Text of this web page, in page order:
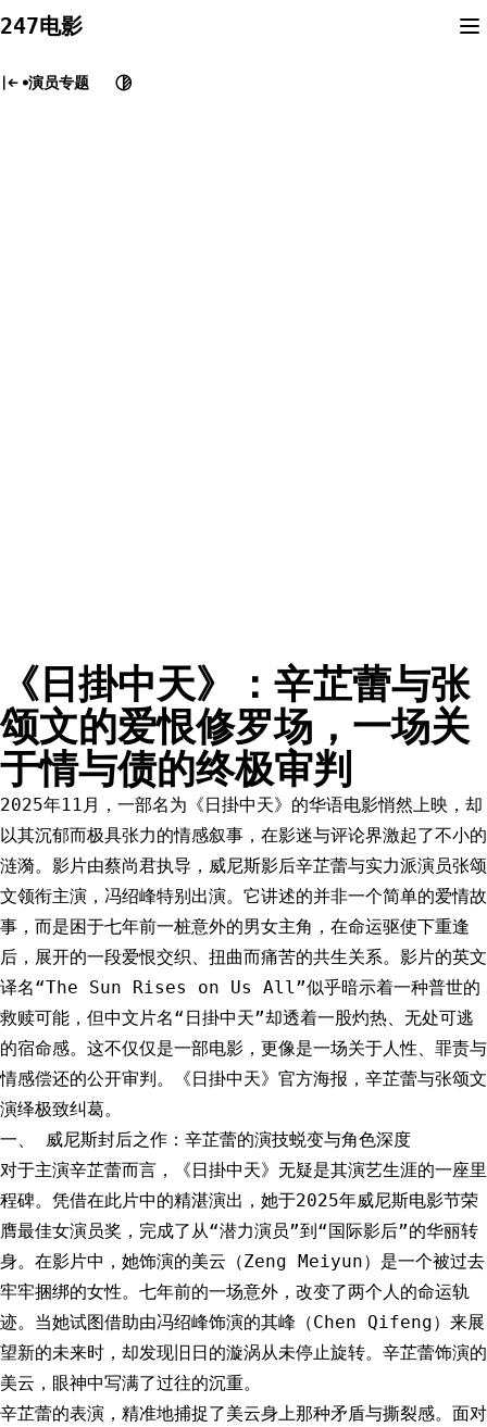
to
247电影
演员专题
《日掛中天》：辛芷蕾与张
颂文的爱恨修罗场，一场关
于情与债的终极审判
2025年11月，一部名为《日掛中天》的华语电影悄然上映，却
以其沉郁而极具张力的情感叙事，在影迷与评论界激起了不小的
涟漪。影片由蔡尚君执导，威尼斯影后辛芷蕾与实力派演员张颂
文领衔主演，冯绍峰特别出演。它讲述的并非一个简单的爱情故
事，而是困于七年前一桩意外的男女主角，在命运驱使下重逢
后，展开的一段爱恨交织、扭曲而痛苦的共生关系。影片的英文
译名“The Sun Rises on Us All”似乎暗示着一种普世的
救赎可能，但中文片名“日掛中天”却透着一股灼热、无处可逃
的宿命感。这不仅仅是一部电影，更像是一场关于人性、罪责与
情感偿还的公开审判。《日掛中天》官方海报，辛芷蕾与张颂文
演绎极致纠葛。
一、 威尼斯封后之作：辛芷蕾的演技蜕变与角色深度
对于主演辛芷蕾而言，《日掛中天》无疑是其演艺生涯的一座里
程碑。凭借在此片中的精湛演出，她于2025年威尼斯电影节荣
膺最佳女演员奖，完成了从“潜力演员”到“国际影后”的华丽转
身。在影片中，她饰演的美云（Zeng Meiyun）是一个被过去
牢牢捆绑的女性。七年前的一场意外，改变了两个人的命运轨
迹。当她试图借助由冯绍峰饰演的其峰（Chen Qifeng）来展
望新的未来时，却发现旧日的漩涡从未停止旋转。辛芷蕾饰演的
美云，眼神中写满了过往的沉重。
辛芷蕾的表演，精准地捕捉了美云身上那种矛盾与撕裂感。面对